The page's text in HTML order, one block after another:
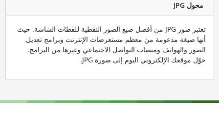
محول JPG
تعتبر صور JPG من أفضل صيغ الصور النقطية للقطات الشاشة. حيث
أنها صيغة مدعومة من معظم مستعرضات الإنترنت وبرامج تعديل
الصور والهواتف ومنصات التواصل الاجتماعي وغيرها من البرامج.
حوّل موقعك الإلكتروني اليوم إلى صورة JPG.